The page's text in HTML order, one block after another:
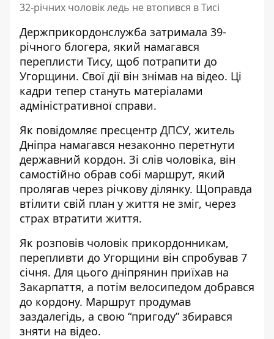
32-річних чоловік ледь не втопився в Тисі
Держприкордонслужба затримала 39-
річного блогера, який намагався
переплисти Тису, щоб потрапити до
Угорщини. Свої дії він знімав на відео. Ці
кадри тепер стануть матеріалами
адміністративної справи.
Як повідомляє пресцентр ДПСУ, житель
Дніпра намагався незаконно перетнути
державний кордон. Зі слів чоловіка, він
самостійно обрав собі маршрут, який
пролягав через річкову ділянку. Щоправда
втілити свій план у життя не зміг, через
страх втратити життя.
Як розповів чоловік прикордонникам,
перепливти до Угорщини він спробував 7
січня. Для цього дніпрянин приїхав на
Закарпаття, а потім велосипедом добрався
до кордону. Маршрут продумав
заздалегідь, а свою “пригоду” збирався
зняти на відео.